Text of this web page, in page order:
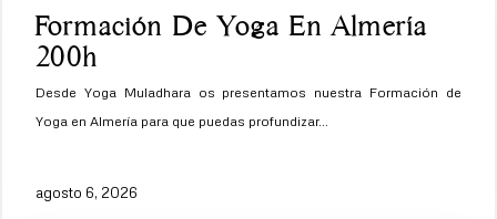
Formación
Yoga
Almería
Formación De Yoga En Almería
200h
Desde Yoga Muladhara os presentamos nuestra Formación de
Yoga en Almería para que puedas profundizar…
agosto 6, 2026